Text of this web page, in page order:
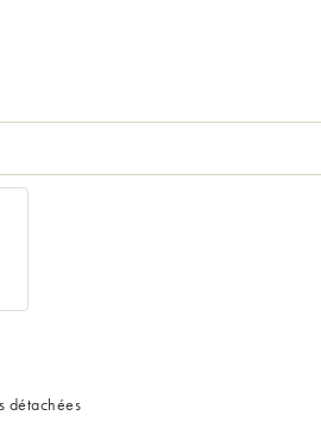
détachées